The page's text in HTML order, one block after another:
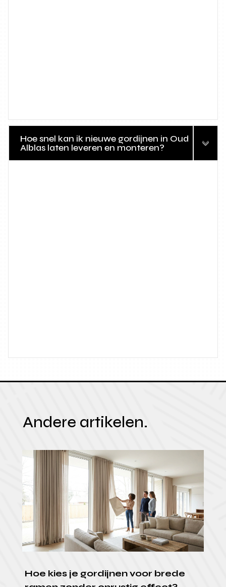
Hoe snel kan ik nieuwe gordijnen in Oud
Alblas laten leveren en monteren?
Andere artikelen.
Hoe kies je gordijnen voor brede